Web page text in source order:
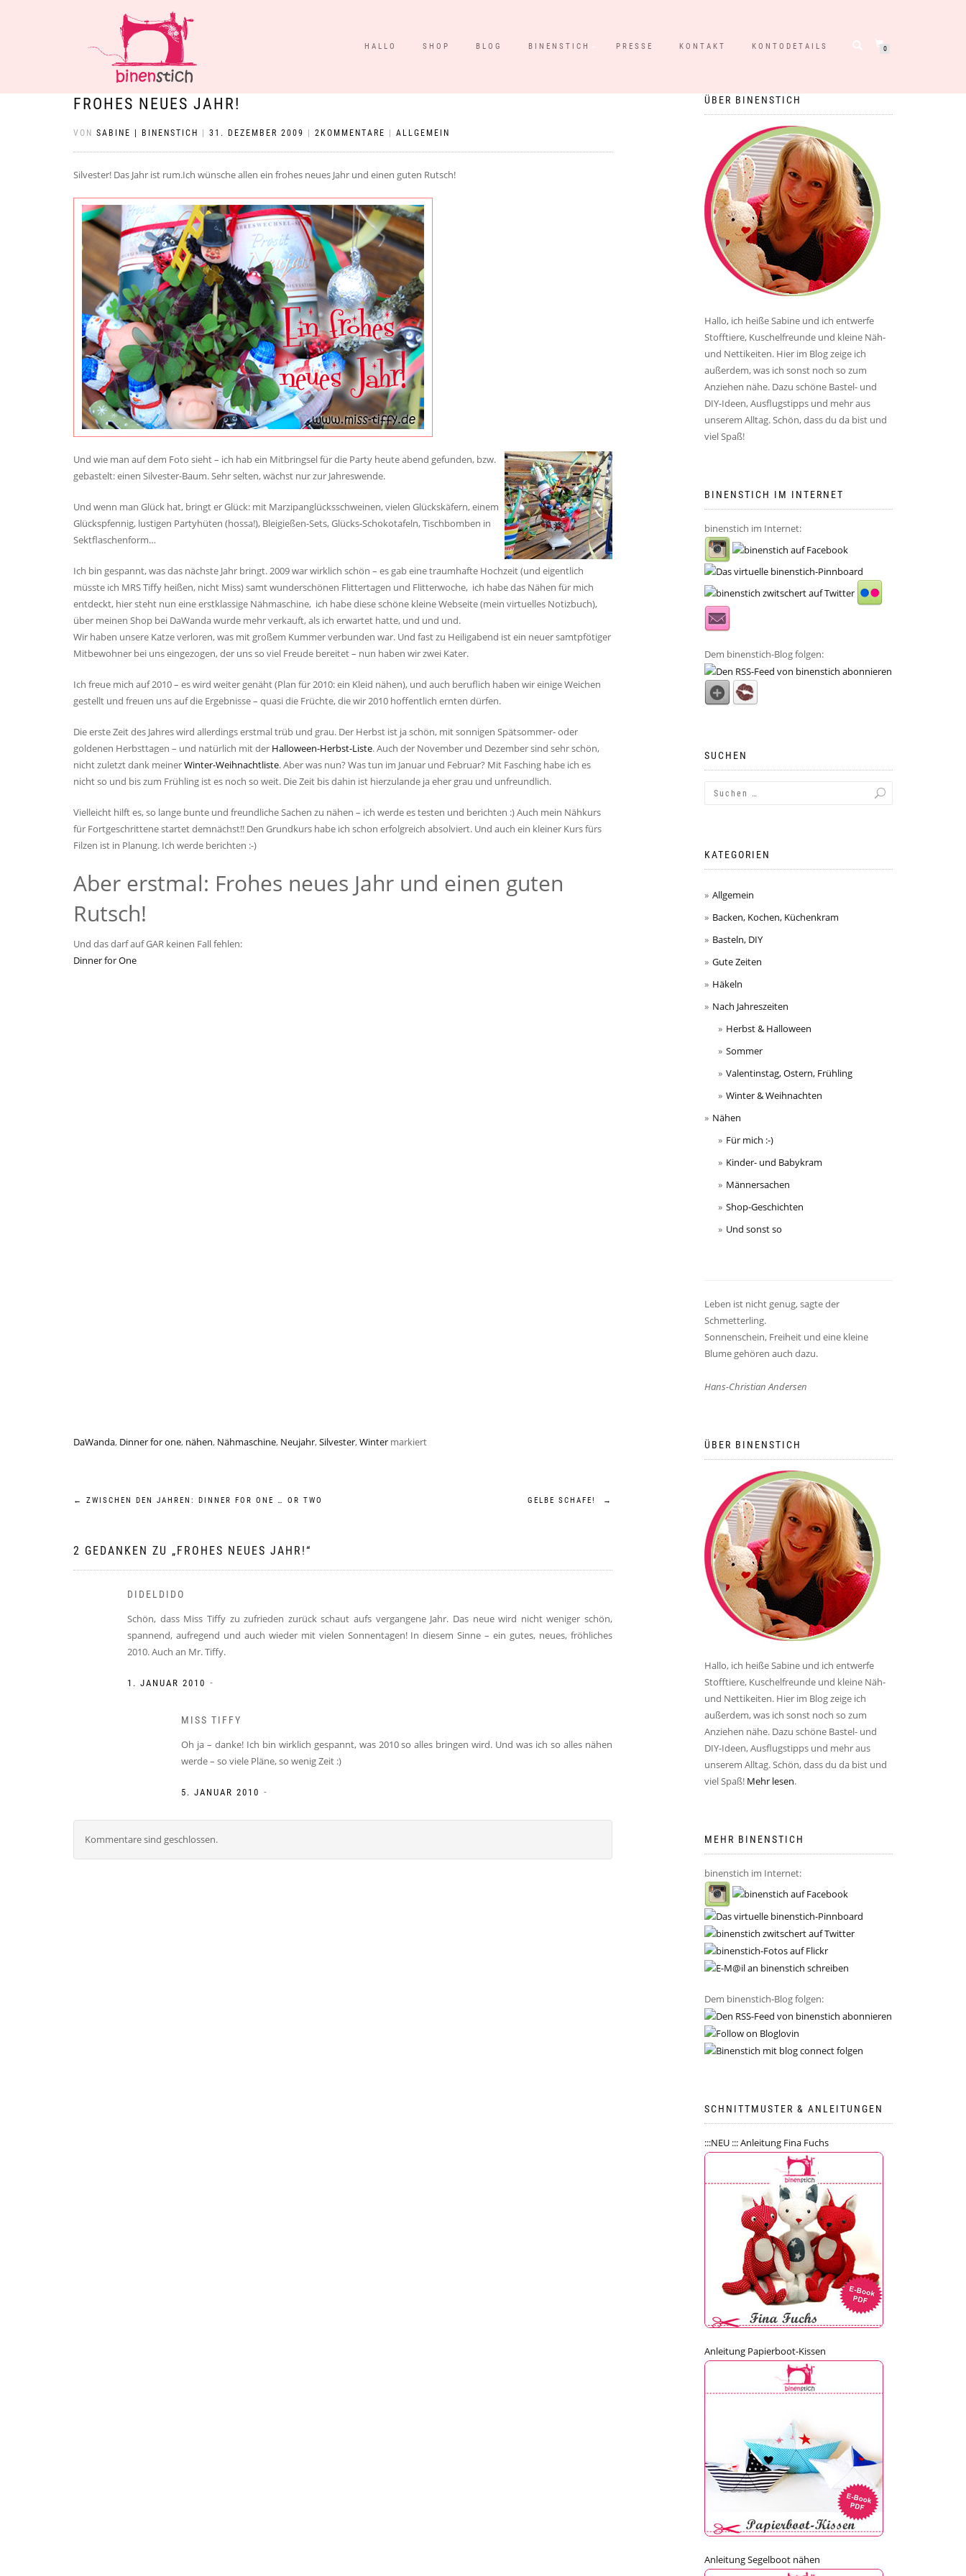
HALLO SHOP BLOG BINENSTICH PRESSE KONTAKT KONTODETAILS 0
FROHES NEUES JAHR!
VON SABINE | BINENSTICH 31. DEZEMBER 2009 2KOMMENTARE ALLGEMEIN
Silvester! Das Jahr ist rum.Ich wünsche allen ein frohes neues Jahr und einen guten Rutsch!
Und wie man auf dem Foto sieht – ich hab ein Mitbringsel für die Party heute abend gefunden, bzw.
gebastelt: einen Silvester-Baum. Sehr selten, wächst nur zur Jahreswende.
Und wenn man Glück hat, bringt er Glück: mit Marzipanglücksschweinen, vielen Glückskäfern, einem
Glückspfennig, lustigen Partyhüten (hossa!), Bleigießen-Sets, Glücks-Schokotafeln, Tischbomben in
Sektflaschenform…
Ich bin gespannt, was das nächste Jahr bringt. 2009 war wirklich schön – es gab eine traumhafte Hochzeit (und eigentlich
müsste ich MRS Tiffy heißen, nicht Miss) samt wunderschönen Flittertagen und Flitterwoche, ich habe das Nähen für mich
entdeckt, hier steht nun eine erstklassige Nähmaschine, ich habe diese schöne kleine Webseite (mein virtuelles Notizbuch),
über meinen Shop bei DaWanda wurde mehr verkauft, als ich erwartet hatte, und und und.
Wir haben unsere Katze verloren, was mit großem Kummer verbunden war. Und fast zu Heiligabend ist ein neuer samtpfötiger
Mitbewohner bei uns eingezogen, der uns so viel Freude bereitet – nun haben wir zwei Kater.
Ich freue mich auf 2010 – es wird weiter genäht (Plan für 2010: ein Kleid nähen), und auch beruflich haben wir einige Weichen
gestellt und freuen uns auf die Ergebnisse – quasi die Früchte, die wir 2010 hoffentlich ernten dürfen.
Die erste Zeit des Jahres wird allerdings erstmal trüb und grau. Der Herbst ist ja schön, mit sonnigen Spätsommer- oder
goldenen Herbsttagen – und natürlich mit der Halloween-Herbst-Liste. Auch der November und Dezember sind sehr schön,
nicht zuletzt dank meinerWinter-Weihnachtliste. Aber was nun? Was tun im Januar und Februar? Mit Fasching habe ich es
nicht so und bis zum Frühling ist es noch so weit. Die Zeit bis dahin ist hierzulande ja eher grau und unfreundlich.
Vielleicht hilft es, so lange bunte und freundliche Sachen zu nähen – ich werde es testen und berichten :) Auch mein Nähkurs
für Fortgeschrittene startet demnächst!! Den Grundkurs habe ich schon erfolgreich absolviert. Und auch ein kleiner Kurs fürs
Filzen ist in Planung. Ich werde berichten :-)
Aber erstmal: Frohes neues Jahr und einen guten
Rutsch!
Und das darf auf GAR keinen Fall fehlen:
Dinner for One
DaWanda, Dinner for one, nähen, Nähmaschine, Neujahr,Silvester,Winter markiert
Beitragsnavigation
← ZWISCHEN DEN JAHREN: DINNER FOR ONE … OR TWO GELBE SCHAFE! →
2 GEDANKEN ZU „FROHES NEUES JAHR!“
DIDELDIDO
Schön, dass Miss Tiffy zu zufrieden zurück schaut aufs vergangene Jahr. Das neue wird nicht weniger schön,
spannend, aufregend und auch wieder mit vielen Sonnentagen! In diesem Sinne – ein gutes, neues, fröhliches
2010. Auch an Mr. Tiffy.
1. JANUAR 2010 -
MISS TIFFY
Oh ja – danke! Ich bin wirklich gespannt, was 2010 so alles bringen wird. Und was ich so alles nähen
werde – so viele Pläne, so wenig Zeit :)
5. JANUAR 2010 -
Kommentare sind geschlossen.
ÜBER BINENSTICH
Hallo, ich heiße Sabine und ich entwerfe
Stofftiere, Kuschelfreunde und kleine Näh-
und Nettikeiten. Hier im Blog zeige ich
außerdem, was ich sonst noch so zum
Anziehen nähe. Dazu schöne Bastel- und
DIY-Ideen, Ausflugstipps und mehr aus
unserem Alltag. Schön, dass du da bist und
viel Spaß!
BINENSTICH IM INTERNET
binenstich im Internet:
Dem binenstich-Blog folgen:
SUCHEN
KATEGORIEN
Allgemein
Backen, Kochen, Küchenkram
Basteln, DIY
Gute Zeiten
Häkeln
Nach Jahreszeiten
Herbst & Halloween
Sommer
Valentinstag, Ostern, Frühling
Winter & Weihnachten
Nähen
Für mich :-)
Kinder- und Babykram
Männersachen
Shop-Geschichten
Und sonst so
Leben ist nicht genug, sagte der
Schmetterling.
Sonnenschein, Freiheit und eine kleine
Blume gehören auch dazu.
Hans-Christian Andersen
ÜBER BINENSTICH
Hallo, ich heiße Sabine und ich entwerfe
Stofftiere, Kuschelfreunde und kleine Näh-
und Nettikeiten. Hier im Blog zeige ich
außerdem, was ich sonst noch so zum
Anziehen nähe. Dazu schöne Bastel- und
DIY-Ideen, Ausflugstipps und mehr aus
unserem Alltag. Schön, dass du da bist und
viel Spaß! Mehr lesen.
MEHR BINENSTICH
binenstich im Internet:
Dem binenstich-Blog folgen:
SCHNITTMUSTER & ANLEITUNGEN
:::NEU ::: Anleitung Fina Fuchs
Anleitung Papierboot-Kissen
Anleitung Segelboot nähen